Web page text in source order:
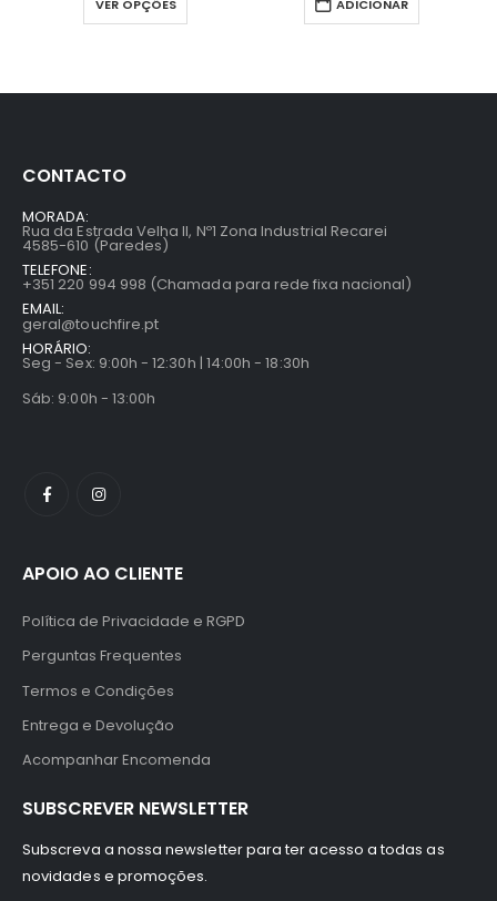
VER OPÇÕES ADICIONAR
CONTACTO
MORADA:
Rua da Estrada Velha II, Nº1 Zona Industrial Recarei
4585-610 (Paredes)
TELEFONE:
+351 220 994 998 (Chamada para rede fixa nacional)
EMAIL:
geral@touchfire.pt
HORÁRIO:
Seg - Sex: 9:00h - 12:30h | 14:00h - 18:30h
Sáb: 9:00h - 13:00h
APOIO AO CLIENTE
Política de Privacidade e RGPD
Perguntas Frequentes
Termos e Condições
Entrega e Devolução
Acompanhar Encomenda
SUBSCREVER NEWSLETTER
Subscreva a nossa newsletter para ter acesso a todas as
novidades e promoções.